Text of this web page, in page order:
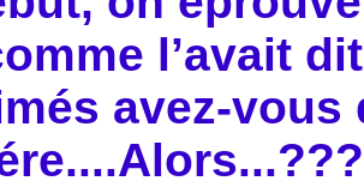
l’avait
avez-vous